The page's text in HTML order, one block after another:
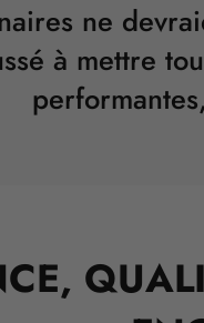
ne
à mettre